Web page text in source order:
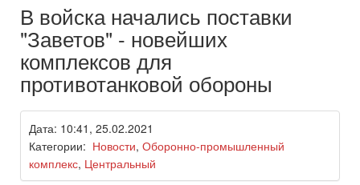
В войска начались поставки
"Заветов" - новейших
комплексов для
противотанковой обороны
Дата: 10:41, 25.02.2021
Категории: Новости, Оборонно-промышленный
комплекс, Центральный